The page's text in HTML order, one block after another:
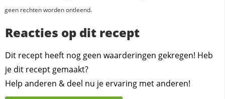
geen rechten worden ontleend.
Reacties op dit recept
Dit recept heeft nog geen waarderingen gekregen! Heb
je dit recept gemaakt?
Help anderen & deel nu je ervaring met anderen!